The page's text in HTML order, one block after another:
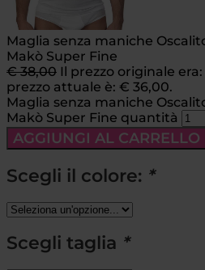
Maglia senza maniche
Makò Super Fine
€38,00 Il prezzo originale
prezzo attuale è: € 36,00.
Maglia senza maniche
Makò Super Fine quantità
AGGIUNGI AL CARRELLO
Scegli il colore: *
Scegli taglia *